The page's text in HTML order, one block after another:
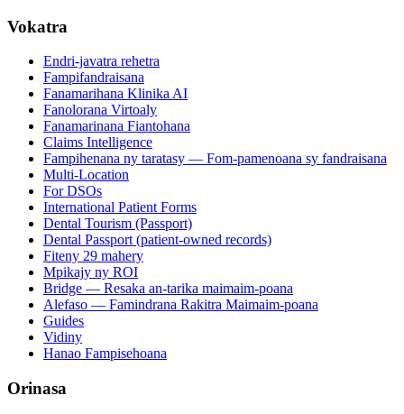
Vokatra
Endri-javatra rehetra
Fampifandraisana
Fanamarihana Klinika AI
Fanolorana Virtoaly
Fanamarinana Fiantohana
Claims Intelligence
Fampihenana ny taratasy — Fom-pamenoana sy fandraisana
Multi-Location
For DSOs
International Patient Forms
Dental Tourism (Passport)
Dental Passport (patient-owned records)
Fiteny 29 mahery
Mpikajy ny ROI
Bridge — Resaka an-tarika maimaim-poana
Alefaso — Famindrana Rakitra Maimaim-poana
Guides
Vidiny
Hanao Fampisehoana
Orinasa